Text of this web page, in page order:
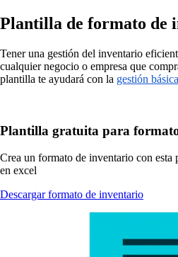
Plantilla de formato de
Tener una gestión del inventario
cualquier negocio o empresa que
plantilla te ayudará con la gestión
Plantilla gratuita para
Crea un formato de inventario con esta
en excel
Descargar formato de inventario